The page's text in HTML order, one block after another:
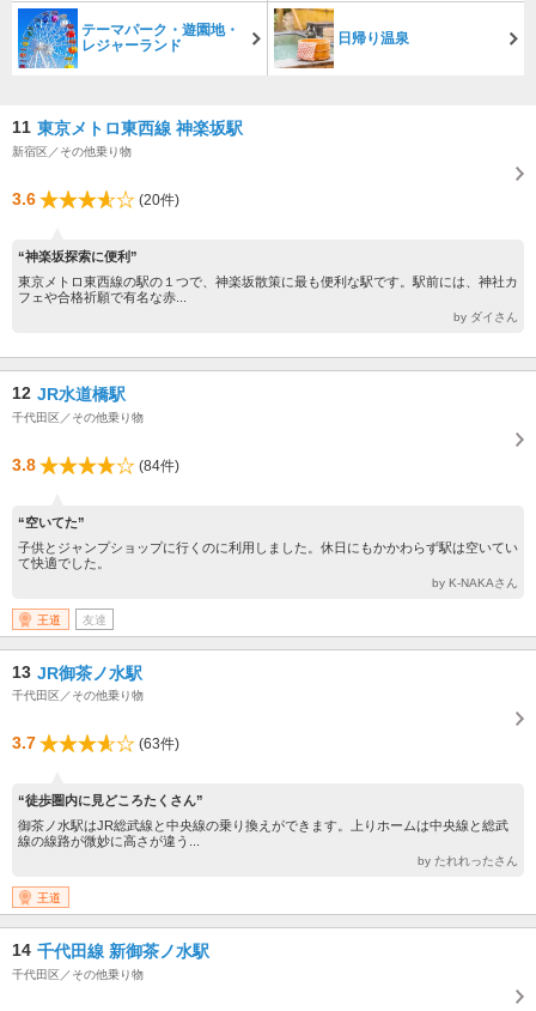
テーマパーク・遊園地・
レジャーランド
日帰り温泉
11 東京メトロ東西線 神楽坂駅
新宿区／その他乗り物
3.6 (20件)
“神楽坂探索に便利”
東京メトロ東西線の駅の１つで、神楽坂散策に最も便利な駅です。駅前には、神社カ
フェや合格祈願で有名な赤...
by ダイさん
12 JR水道橋駅
千代田区／その他乗り物
3.8 (84件)
“空いてた”
子供とジャンプショップに行くのに利用しました。休日にもかかわらず駅は空いてい
て快適でした。
by K-NAKAさん
王道 友達
13 JR御茶ノ水駅
千代田区／その他乗り物
3.7 (63件)
“徒歩圏内に見どころたくさん”
御茶ノ水駅はJR総武線と中央線の乗り換えができます。上りホームは中央線と総武
線の線路が微妙に高さが違う...
by たれれったさん
王道
14 千代田線 新御茶ノ水駅
千代田区／その他乗り物